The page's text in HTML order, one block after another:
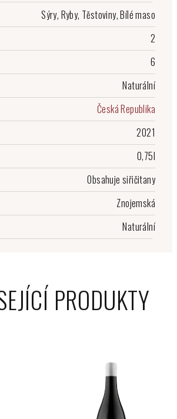
Sýry, Ryby, Těstoviny, Bílé maso
2
6
Naturální
Česká Republika
2021
0,75l
Obsahuje siřičitany
Znojemská
Naturální
PRODUKTY